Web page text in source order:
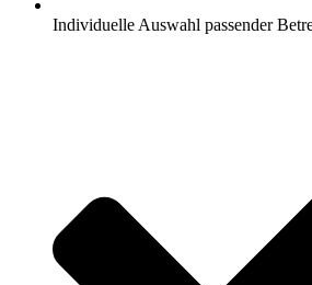
Individuelle Auswahl passender